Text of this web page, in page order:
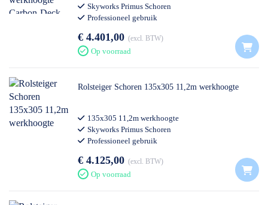
Skyworks Primus Schoren
Professioneel gebruik
€ 4.401,00 excl. BTW
Op voorraad
Rolsteiger Schoren 135x305 11,2m werkhoogte
135x305 11,2m werkhoogte
Skyworks Primus Schoren
Professioneel gebruik
€ 4.125,00 excl. BTW
Op voorraad